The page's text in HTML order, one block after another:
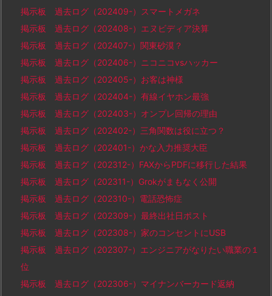
掲示板 過去ログ（202409-）スマートメガネ
掲示板 過去ログ（202408-）エヌビディア決算
掲示板 過去ログ（202407-）関東砂漠？
掲示板 過去ログ（202406-）ニコニコvsハッカー
掲示板 過去ログ（202405-）お客は神様
掲示板 過去ログ（202404-）有線イヤホン最強
掲示板 過去ログ（202403-）オンプレ回帰の理由
掲示板 過去ログ（202402-）三角関数は役に立つ？
掲示板 過去ログ（202401-）かな入力推奨大臣
掲示板 過去ログ（202312-）FAXからPDFに移行した結果
掲示板 過去ログ（202311-）Grokがまもなく公開
掲示板 過去ログ（202310-）電話恐怖症
掲示板 過去ログ（202309-）最終出社日ポスト
掲示板 過去ログ（202308-）家のコンセントにUSB
掲示板 過去ログ（202307-）エンジニアがなりたい職業の１
位
掲示板 過去ログ（202306-）マイナンバーカード返納